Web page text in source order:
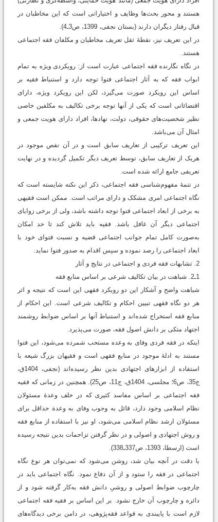
هستند و محور بحث‌ها وظایف و اختیاراتی است که این مخاطبان در
قبال رفتار دیگران دارند (بستان نجفی، 1399، ص3ـ4).
در این تعریف نیز، نقطۀ ثقل تعریف مخاطبان و مکلفان فقه اجتماعی
هستند.
در نگاه نگارنده فقه اجتماعی عبارت است از: رویکردی ویژه به تمام
ابواب فقه که به آثار اجتماعی فتوا توجه دارد و استنباط فقیه بر
اساس این رویکرد صورت می‌گیرد، لکن این رویکرد ویژه‌، دارای
اقتضائاتی است که یکی از آنها توجه برخی تکالیف به مکلفین خاصی
نظیر شخصیت‌های حقوقی، دولت، نهادها، افراد دارای هویت جمعی و
امثال آن می‌‌باشد.
این تعریف ترکیبی از تعاریف سابق است و در آن نقص موجود در
هریک از تعاریف سابق، توسط تعریف دیگر تکمیل گردیده و در نهایت
تعریفی جامع ارائه شده است.
در تتمۀ مفهوم‌شناسی فقه اجتماعی، ذکر این نکته شایسته است که
نگاه اجتماعی امری مشکک و دارای مراتب است. ممکن است فقیهی
به برخی از ابعاد اجتماعی فتوا توجه داشته باشد، ولی از برخی زوایای
اجتماعی دیگر آن غافل باشد. فقیه باید تلاش کند تا حد امکان
به‌صورت کامل تمام جوانب اجتماعی قضیه و نسبت فتوای خود با
ابعاد اجتماعی را رصد نموده و سپس اقدام به صدور فتوا نماید.
2. تشابهات فقه فردی و اجتماعی در نتایج و آثار
1ـ2. شباهت در بیان تکالیف شرعی بر اساس منابع فقه
شباهت واضح و آشکار این دو رویکرد فقهی این است که نتیجه و اثر
هر دو نگاه فقهی تبیین احکام و تکالیف شرعی است. این احکام از
منابع فقه استخراج شده‌اند و استنباط آنها بر اساس ضوابط روشمند
اجتهاد متکی بر دانش اصول فقه، صورت می‌پذیرد.
اینکه در فقه فردی وفای به وعده مستحب شمرده می‌شود، این فتوا
مستند به ادلۀ موجود در منابع فقهی است و فقیهان بزرگ شیعه با
استفاده از ابزارهای اجتهادی بدین نظر رسیده‌اند (نجفی، 1404ق،
ج35، ص6؛ مجلسی، 1404ق، ج11، ص25). همچنین در زمانی که فقیه
فقه اجتماعی بر اساس مفاسد کثیری که در خلف وعدۀ مسئولان
نظام اسلامی وجود دارد، قائل به وجوب وفای به وعدة حداقل برای
مسئولان ارشد نظام اسلامی می‌شود، او نیز با استفاده از منابع فقه
و روش اجتهادی و اصولی و در نظر گرفتن تزاحمات بدین نتیجه رسیده
است (ارسطا، 1393، ص337ـ338).
با دقت در آنچه بیان شد، روشن می‌شود که نمی‌توان هر نوع نگاه
اجتماعی در فقه را ستود و از آن دفاع نمود. نگاه اجتماعی باید در
چارچوب ضوابط اصولی و روشیِ دانش فقه به‌کار گرفته شود و از
دائره و چارچوب آن خارج نشود. بر این اساس بر فقیه فقه اجتماعی
لازم است با پایبندی به قواعد فقه‌پژوهی، در دامن برخی دیدگاه‌های